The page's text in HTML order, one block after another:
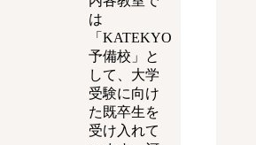
は
「KATEKYO
予備校」と
して、大学
受験に向け
た既卒生を
受け入れて